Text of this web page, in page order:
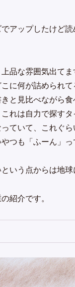
アップしたけど読
品な雰囲気出てま
に何が詰められ
と見比べながら
れは自力で探すタ
ていて、これぐ
つも「ふーん」
いう点からは地球
紹介です。